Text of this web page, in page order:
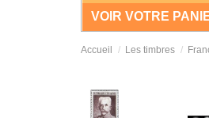
VOIR VOTRE
Accueil Les timbres